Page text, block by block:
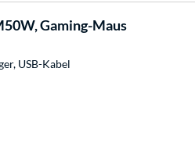
Gaming-Maus
USB-Kabel